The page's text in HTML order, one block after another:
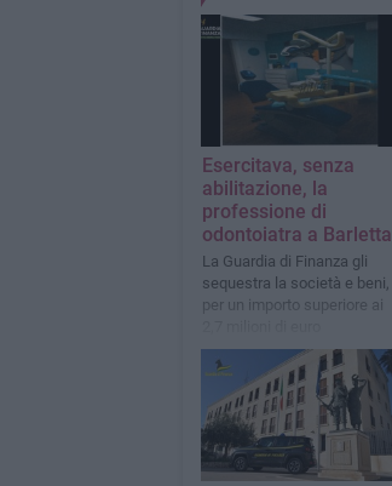
Esercitava, senza
abilitazione, la
professione di
odontoiatra a Barletta
La Guardia di Finanza gli
sequestra la società e beni,
per un importo superiore ai